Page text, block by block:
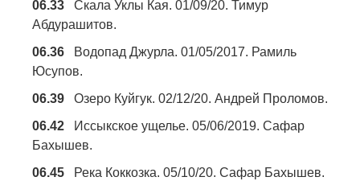
06.33 Скала Уклы Кая. 01/09/20. Тимур
Абдурашитов.
06.36 Водопад Джурла. 01/05/2017. Рамиль
Юсупов.
06.39 Озеро Куйгук. 02/12/20. Андрей Проломов.
06.42 Иссыкское ущелье. 05/06/2019. Сафар
Бахышев.
06.45 Река Коккозка. 05/10/20. Сафар Бахышев.